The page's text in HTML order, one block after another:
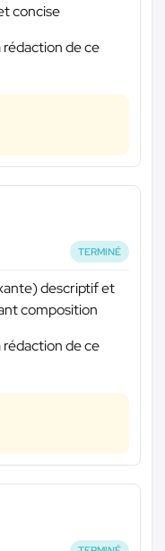
concise
rédaction de ce
TERMINÉ
descriptif et
composition
rédaction de ce